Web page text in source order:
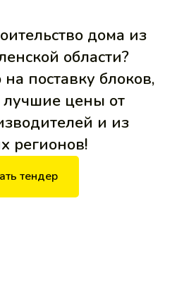
дома из
области?
поставку блоков,
цены от
и из
регионов!
тендер